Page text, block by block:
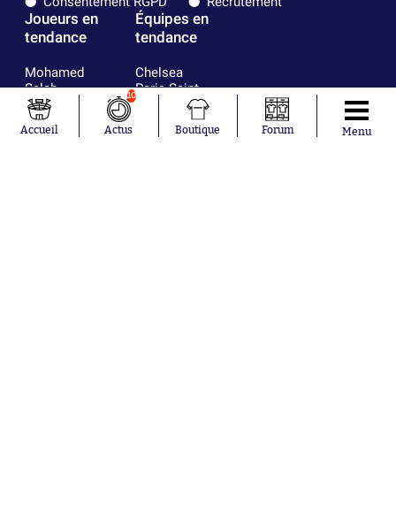
Joueurs en
tendance
Mohamed
Salah
Mykhailo
Mudryk
Neymar
Équipes en
tendance
Chelsea
Paris Saint-
Germain
Olympique
Accueil
10
Actus Boutique Forum Menu